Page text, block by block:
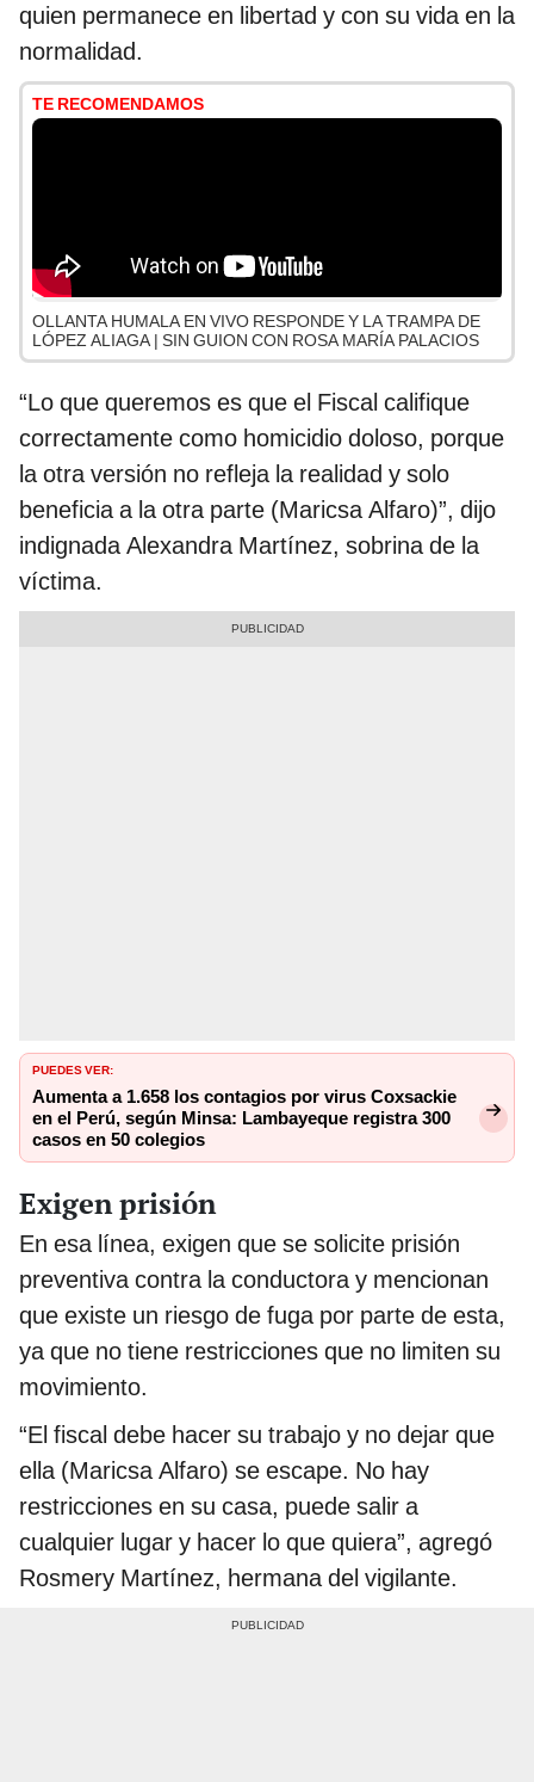
quien permanece en libertad y con su vida en la
normalidad.
TE RECOMENDAMOS
OLLANTA HUMALA EN VIVO RESPONDE Y LA TRAMPA DE
LÓPEZ ALIAGA | SIN GUION CON ROSA MARÍA PALACIOS
“Lo que queremos es que el Fiscal califique
correctamente como homicidio doloso, porque
la otra versión no refleja la realidad y solo
beneficia a la otra parte (Maricsa Alfaro)”, dijo
indignada Alexandra Martínez, sobrina de la
víctima.
PUEDES VER:
Aumenta a 1.658 los contagios por virus Coxsackie
en el Perú, según Minsa: Lambayeque registra 300
casos en 50 colegios
Exigen prisión
En esa línea, exigen que se solicite prisión
preventiva contra la conductora y mencionan
que existe un riesgo de fuga por parte de esta,
ya que no tiene restricciones que no limiten su
movimiento.
“El fiscal debe hacer su trabajo y no dejar que
ella (Maricsa Alfaro) se escape. No hay
restricciones en su casa, puede salir a
cualquier lugar y hacer lo que quiera”, agregó
Rosmery Martínez, hermana del vigilante.